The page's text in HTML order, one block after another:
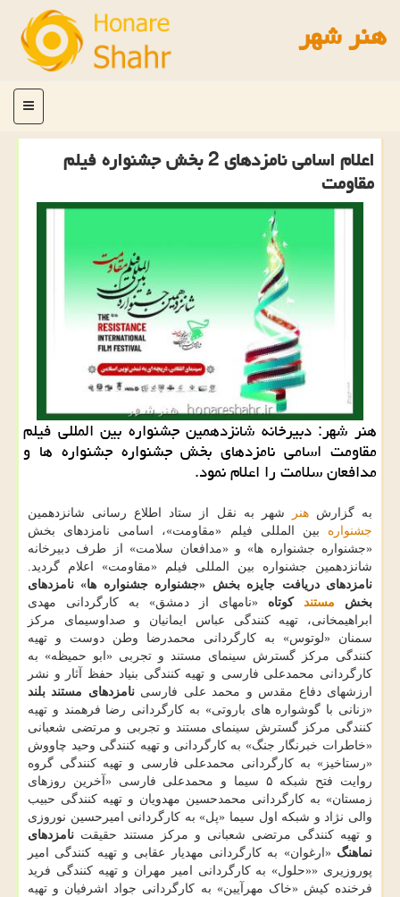
هنر شهر
منو
اعلام اسامی نامزدهای 2 بخش جشنواره فیلم
مقاومت
هنر شهر: دبیرخانه شانزدهمین جشنواره بین المللی فیلم
مقاومت اسامی نامزدهای بخش جشنواره جشنواره ها و
مدافعان سلامت را اعلام نمود.
به گزارشهنر
شهر به نقل از ستاد اطلاع رسانی شانزدهمین
جشنواره بین المللی فیلم «مقاومت»، اسامی نامزدهای بخش
«جشنواره جشنواره ها» و «مدافعان سلامت» از طرف دبیرخانه
شانزدهمین جشنواره بین المللی فیلم «مقاومت» اعلام گردید.
نامزدهایدریافت جایزهبخش «جشنواره جشنواره ها» نامزدهای
بخش مستند کوتاه «نامهای از دمشق» به کارگردانی مهدی
ابراهیمخانی، تهیه کنندگی عباس ایمانیان و صداوسیمای مرکز
سمنان «لوتوس» به کارگردانی محمدرضا وطن دوست و تهیه
کنندگی مرکز گسترش سینمای مستند و تجربی «ابو حمیظه» به
کارگردانی محمدعلی فارسی و تهیه کنندگی بنیاد حفظ آثار و نشر
ارزشهای دفاع مقدس و محمد علی فارسینامزدهای مستند بلند
«زنانی با گوشواره های باروتی» به کارگردانی رضا فرهمند و تهیه
کنندگی مرکز گسترش سینمای مستند و تجربی و مرتضی شعبانی
«خاطرات خبرنگار جنگ» به کارگردانی و تهیه کنندگی وحید چاووش
«رستاخیز» به کارگردانی محمدعلی فارسی و تهیه کنندگی گروه
روایت فتح شبکه ۵ سیما و محمدعلی فارسی «آخرین روزهای
زمستان» به کارگردانی محمدحسین مهدویان و تهیه کنندگی حبیب
والی نژاد و شبکه اول سیما «پل» به کارگردانی امیرحسین نوروزی
و تهیه کنندگی مرتضی شعبانی و مرکز مستند حقیقت نامزدهای
نماهنگ «ارغوان» به کارگردانی مهدیار عقابی و تهیه کنندگی امیر
پوروزیری ««حلول» به کارگردانی امیر مهران و تهیه کنندگی فرید
فرخنده کیش «خاک مهرآیین» به کارگردانی جواد اشرفیان و تهیه